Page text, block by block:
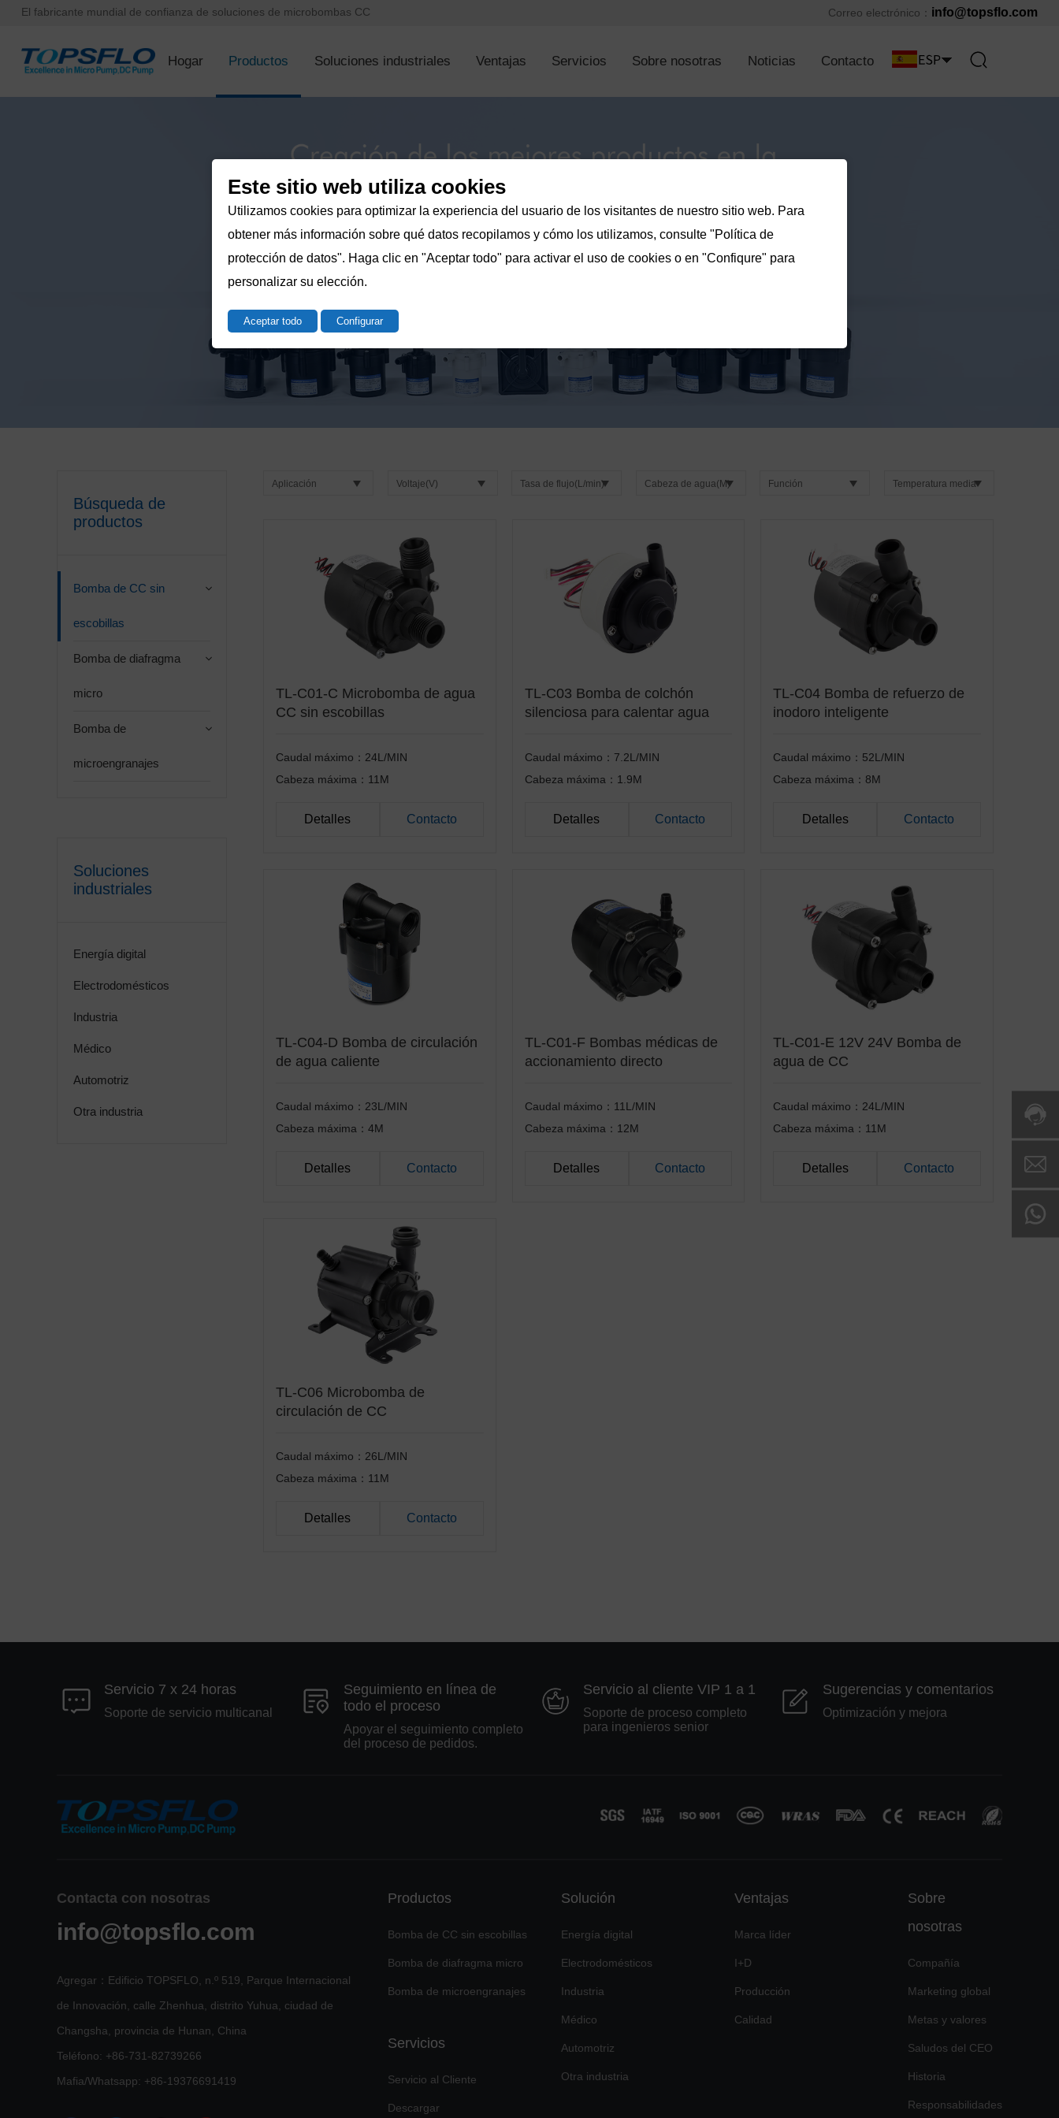
El fabricante mundial de confianza de soluciones de microbombas CC Correo electrónico： info@topsflo.com
Hogar Productos Soluciones industriales Ventajas Servicios Sobre nosotras Noticias Contacto
Búsqueda de
productos
Bomba de CC sin
escobillas
Bomba de diafragma
micro
Bomba de
microengranajes
Soluciones
industriales
Energía digital
Electrodomésticos
Industria
Médico
Automotriz
Otra industria
Aplicación Voltaje(V) Tasa de flujo(L/min) Cabeza de agua(M) Función Temperatura media
TL-C01-C Microbomba de agua
CC sin escobillas
Caudal máximo：24L/MIN
Cabeza máxima：11M
Detalles Contacto
TL-C03 Bomba de colchón
silenciosa para calentar agua
Caudal máximo：7.2L/MIN
Cabeza máxima：1.9M
Detalles Contacto
TL-C04 Bomba de refuerzo de
inodoro inteligente
Caudal máximo：52L/MIN
Cabeza máxima：8M
Detalles Contacto
TL-C04-D Bomba de circulación
de agua caliente
Caudal máximo：23L/MIN
Cabeza máxima：4M
Detalles Contacto
TL-C01-F Bombas médicas de
accionamiento directo
Caudal máximo：11L/MIN
Cabeza máxima：12M
Detalles Contacto
TL-C01-E 12V 24V Bomba de
agua de CC
Caudal máximo：24L/MIN
Cabeza máxima：11M
Detalles Contacto
TL-C06 Microbomba de
circulación de CC
Caudal máximo：26L/MIN
Cabeza máxima：11M
Detalles Contacto
Servicio 7 x 24 horas
Soporte de servicio multicanal
Seguimiento en línea de
todo el proceso
Apoyar el seguimiento completo
del proceso de pedidos.
Servicio al cliente VIP 1 a 1
Soporte de proceso completo
para ingenieros senior
Sugerencias y comentarios
Optimización y mejora
Contacta con nosotras
info@topsflo.com
Agregar：Edificio TOPSFLO, n.º 519, Parque Internacional
de Innovación, calle Zhenhua, distrito Yuhua, ciudad de
Changsha, provincia de Hunan, China
Teléfono: +86-731-82739266
Mafia/Whatsapp: +86-19376691419
Productos
Bomba de CC sin escobillas
Bomba de diafragma micro
Bomba de microengranajes
Servicios
Servicio al Cliente
Descargar
Solución
Energía digital
Electrodomésticos
Industria
Médico
Automotriz
Otra industria
Ventajas
Marca líder
I+D
Producción
Calidad
Sobre
nosotras
Compañía
Marketing global
Metas y valores
Saludos del CEO
Historia
Responsabilidades
Este sitio web utiliza cookies
Utilizamos cookies para optimizar la experiencia del usuario de los visitantes de nuestro sitio web. Para
obtener más información sobre qué datos recopilamos y cómo los utilizamos, consulte "Política de
protección de datos". Haga clic en "Aceptar todo" para activar el uso de cookies o en "Confiqure" para
personalizar su elección.
Aceptar todo Configurar